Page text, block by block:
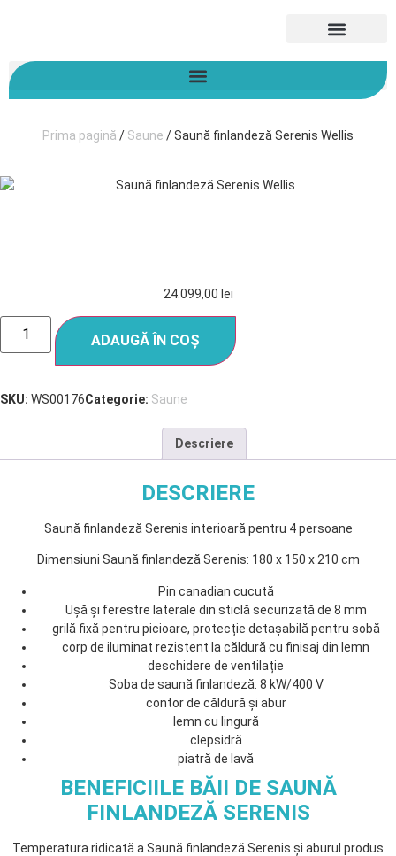
Prima pagină / Saune / Saună finlandeză Serenis Wellis
24.099,00 lei
ADAUGĂ ÎN COȘ
SKU: WS00176Categorie: Saune
Descriere
DESCRIERE
Saună finlandeză Serenis interioară pentru 4 persoane
Dimensiuni Saună finlandeză Serenis: 180 x 150 x 210 cm
Pin canadian cucută
Ușă și ferestre laterale din sticlă securizată de 8 mm
grilă fixă pentru picioare, protecție detașabilă pentru sobă
corp de iluminat rezistent la căldură cu finisaj din lemn
deschidere de ventilație
Soba de saună finlandeză: 8 kW/400 V
contor de căldură și abur
lemn cu lingură
clepsidră
piatră de lavă
BENEFICIILE BĂII DE SAUNĂ
FINLANDEZĂ SERENIS
Temperatura ridicată a Saună finlandeză Serenis și aburul produs